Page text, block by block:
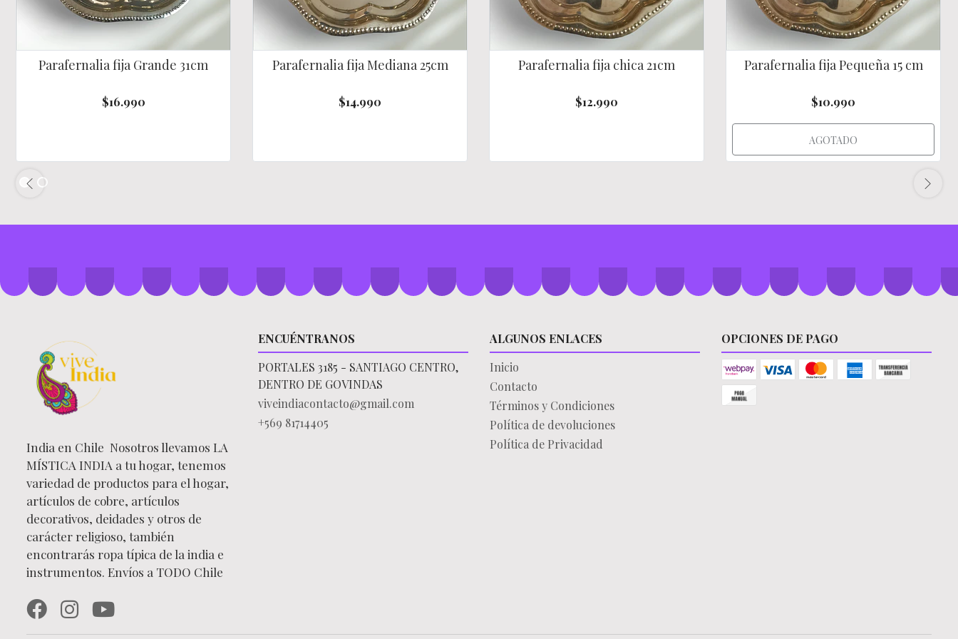
Parafernalia fija Grande 31cm
$16.990
Parafernalia fija Mediana 25cm
$14.990
Parafernalia fija chica 21cm
$12.990
Parafernalia fija Pequeña 15 cm
$10.990
AGOTADO
India en Chile Nosotros llevamos LA
MÍSTICA INDIA a tu hogar, tenemos
variedad de productos para el hogar,
artículos de cobre, artículos
decorativos, deidades y otros de
carácter religioso, también
encontrarás ropa típica de la india e
instrumentos. Envíos a TODO Chile
ENCUÉNTRANOS
PORTALES 3185 - SANTIAGO CENTRO,
DENTRO DE GOVINDAS
viveindiacontacto@gmail.com
+569 81714405
ALGUNOS ENLACES
Inicio
Contacto
Términos y Condiciones
Política de devoluciones
Política de Privacidad
OPCIONES DE PAGO